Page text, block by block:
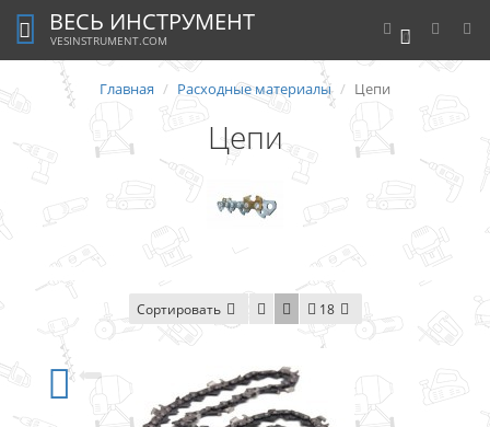
0
ВЕСЬ ИНСТРУМЕНТ
VESINSTRUMENT.COM
Главная Расходные материалы Цепи
Цепи
Сортировать 18